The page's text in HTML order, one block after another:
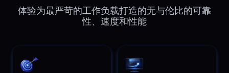
体验为最严苛的工作负载打造的无与伦比的可靠
性、速度和性能